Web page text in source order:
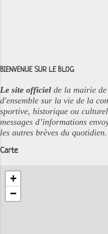
BIENVENUE SUR LE BLOG
Le site officiel de la mairie de
d'ensemble sur la vie de la
sportive, historique ou
messages d’informations
les autres brèves du quotidien.
Carte
+
−